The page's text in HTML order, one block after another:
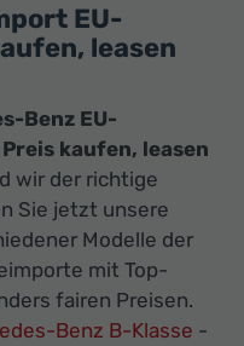
EU-
leasen
Benz EU-
kaufen, leasen
wir der richtige
Sie jetzt unsere
Modelle der
mit Top-
fairen Preisen.
Benz B-Klasse -